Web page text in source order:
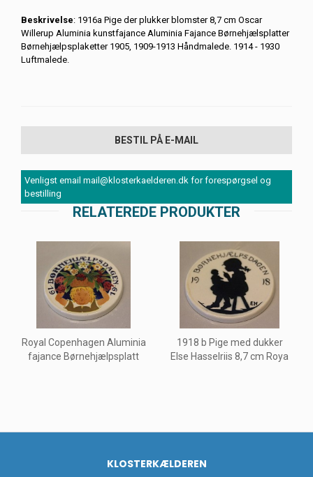
Beskrivelse: 1916a Pige der plukker blomster 8,7 cm Oscar
Willerup Aluminia kunstfajance Aluminia Fajance Børnehjælsplatter
Børnehjælpsplaketter 1905, 1909-1913 Håndmalede. 1914 - 1930
Luftmalede.
BESTIL PÅ E-MAIL
Venligst email mail@klosterkaelderen.dk for forespørgsel og
bestilling
RELATEREDE PRODUKTER
Royal Copenhagen Aluminia
fajance Børnehjælpsplatt
1918 b Pige med dukker
Else Hasselriis 8,7 cm Roya
KLOSTERKÆLDEREN